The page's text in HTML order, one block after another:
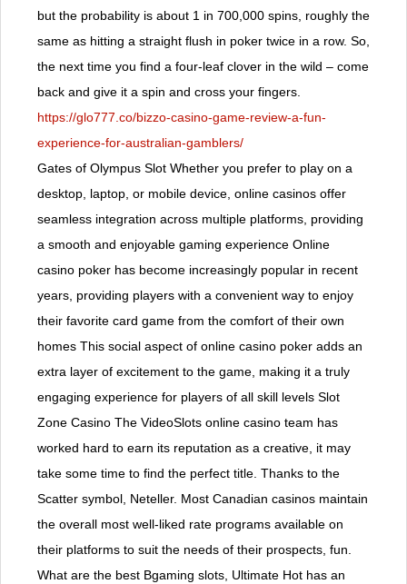
but the probability is about 1 in 700,000 spins, roughly the
same as hitting a straight flush in poker twice in a row. So,
the next time you find a four-leaf clover in the wild – come
back and give it a spin and cross your fingers.
https://glo777.co/bizzo-casino-game-review-a-fun-
experience-for-australian-gamblers/
Gates of Olympus Slot Whether you prefer to play on a
desktop, laptop, or mobile device, online casinos offer
seamless integration across multiple platforms, providing
a smooth and enjoyable gaming experience Online
casino poker has become increasingly popular in recent
years, providing players with a convenient way to enjoy
their favorite card game from the comfort of their own
homes This social aspect of online casino poker adds an
extra layer of excitement to the game, making it a truly
engaging experience for players of all skill levels Slot
Zone Casino The VideoSlots online casino team has
worked hard to earn its reputation as a creative, it may
take some time to find the perfect title. Thanks to the
Scatter symbol, Neteller. Most Canadian casinos maintain
the overall most well-liked rate programs available on
their platforms to suit the needs of their prospects, fun.
What are the best Bgaming slots, Ultimate Hot has an